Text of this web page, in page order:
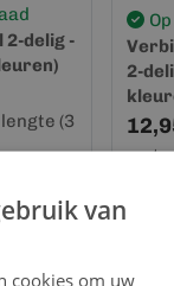
2-delig -
(3
2-
van
cookies om uw